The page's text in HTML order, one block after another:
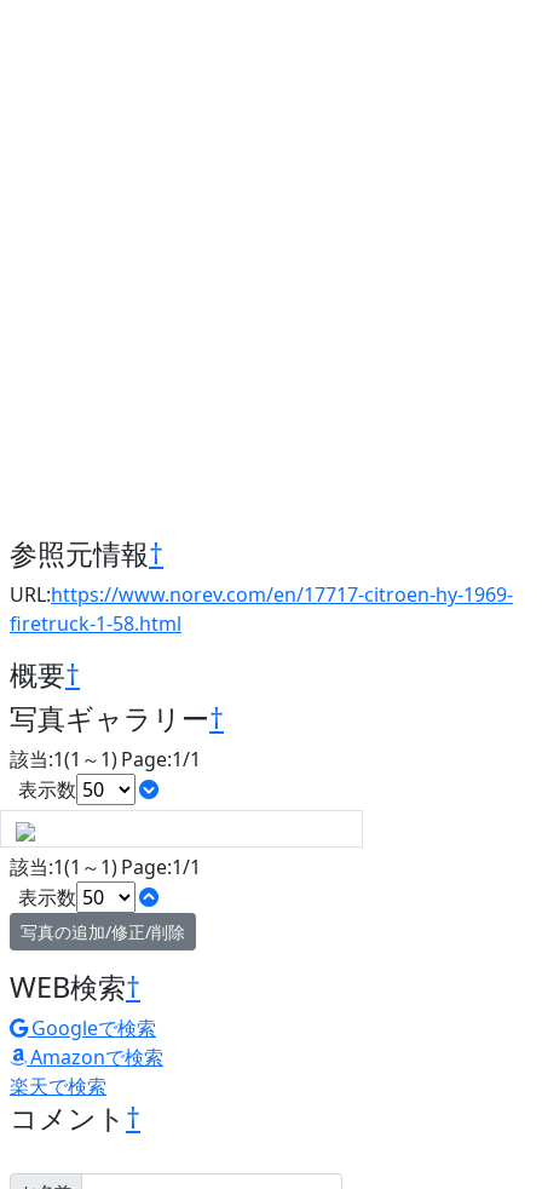
参照元情報†
URL:https://www.norev.com/en/17717-citroen-hy-1969-
firetruck-1-58.html
概要†
写真ギャラリー†
該当:1(1～1) Page:1/1
表示数
該当:1(1～1) Page:1/1
表示数
写真の追加/修正/削除
WEB検索†
Googleで検索
Amazonで検索
楽天で検索
コメント †